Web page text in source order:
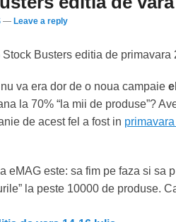
— Leave a reply
va era dor de o noua campaie
la 70% “la mii de produse”?
de acest fel a fost in
eMAG este: sa fim pe faza si sa
la peste 10000 de produse.